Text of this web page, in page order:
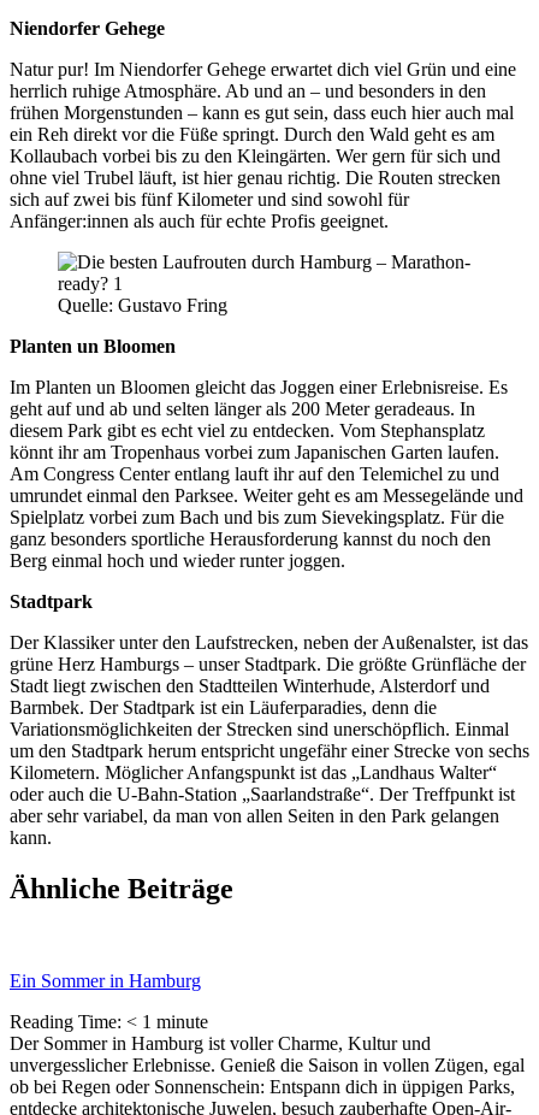
Niendorfer Gehege
Natur pur! Im Niendorfer Gehege erwartet dich viel Grün und eine
herrlich ruhige Atmosphäre. Ab und an – und besonders in den
frühen Morgenstunden – kann es gut sein, dass euch hier auch mal
ein Reh direkt vor die Füße springt. Durch den Wald geht es am
Kollaubach vorbei bis zu den Kleingärten. Wer gern für sich und
ohne viel Trubel läuft, ist hier genau richtig. Die Routen strecken
sich auf zwei bis fünf Kilometer und sind sowohl für
Anfänger:innen als auch für echte Profis geeignet.
Quelle: Gustavo Fring
Planten un Bloomen
Im Planten un Bloomen gleicht das Joggen einer Erlebnisreise. Es
geht auf und ab und selten länger als 200 Meter geradeaus. In
diesem Park gibt es echt viel zu entdecken. Vom Stephansplatz
könnt ihr am Tropenhaus vorbei zum Japanischen Garten laufen.
Am Congress Center entlang lauft ihr auf den Telemichel zu und
umrundet einmal den Parksee. Weiter geht es am Messegelände und
Spielplatz vorbei zum Bach und bis zum Sievekingsplatz. Für die
ganz besonders sportliche Herausforderung kannst du noch den
Berg einmal hoch und wieder runter joggen.
Stadtpark
Der Klassiker unter den Laufstrecken, neben der Außenalster, ist das
grüne Herz Hamburgs – unser Stadtpark. Die größte Grünfläche der
Stadt liegt zwischen den Stadtteilen Winterhude, Alsterdorf und
Barmbek. Der Stadtpark ist ein Läuferparadies, denn die
Variationsmöglichkeiten der Strecken sind unerschöpflich. Einmal
um den Stadtpark herum entspricht ungefähr einer Strecke von sechs
Kilometern. Möglicher Anfangspunkt ist das „Landhaus Walter“
oder auch die U-Bahn-Station „Saarlandstraße“. Der Treffpunkt ist
aber sehr variabel, da man von allen Seiten in den Park gelangen
kann.
Ähnliche Beiträge
Ein Sommer in Hamburg
Reading Time: < 1 minute
Der Sommer in Hamburg ist voller Charme, Kultur und
unvergesslicher Erlebnisse. Genieß die Saison in vollen Zügen, egal
ob bei Regen oder Sonnenschein: Entspann dich in üppigen Parks,
entdecke architektonische Juwelen, besuch zauberhafte Open-Air-